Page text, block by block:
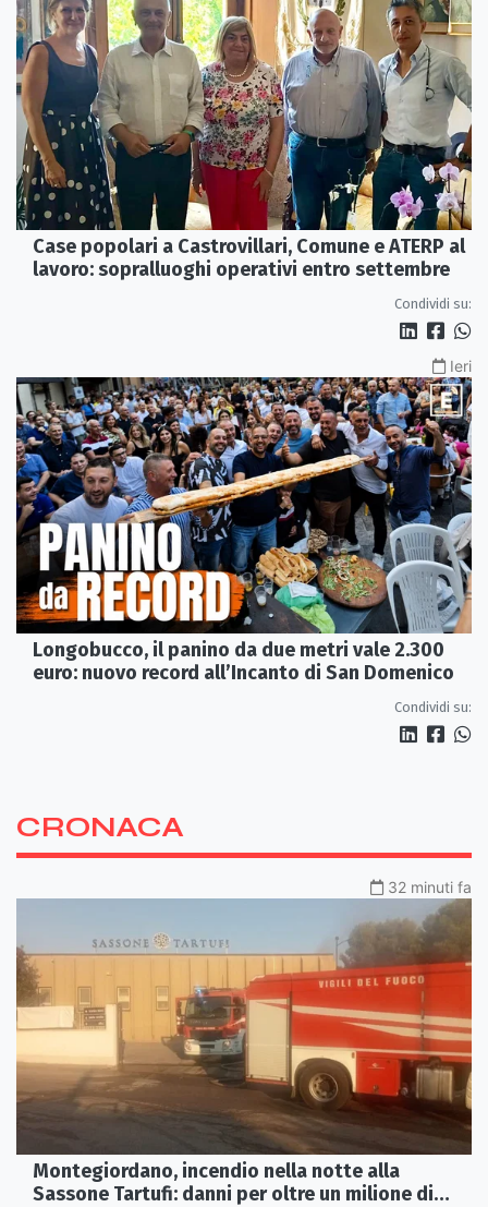
Case popolari a Castrovillari, Comune e ATERP al
lavoro: sopralluoghi operativi entro settembre
Condividi su:
Ieri
Longobucco, il panino da due metri vale 2.300
euro: nuovo record all’Incanto di San Domenico
Condividi su:
CRONACA
32 minuti fa
Montegiordano, incendio nella notte alla
Sassone Tartufi: danni per oltre un milione di